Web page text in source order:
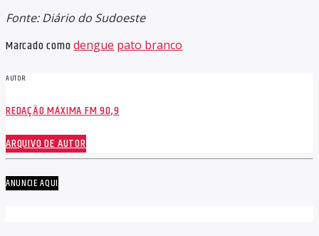
Fonte: Diário do Sudoeste
Marcado comodengue pato branco
AUTOR
REDAÇÃO MÁXIMA FM 90,9
ARQUIVO DE AUTOR
ANUNCIE AQUI